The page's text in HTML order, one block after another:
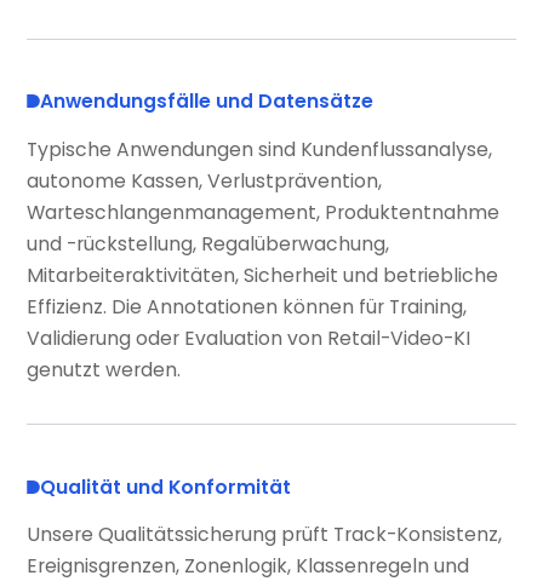
Anwendungsfälle und Datensätze
Typische Anwendungen sind Kundenflussanalyse,
autonome Kassen, Verlustprävention,
Warteschlangenmanagement, Produktentnahme
und -rückstellung, Regalüberwachung,
Mitarbeiteraktivitäten, Sicherheit und betriebliche
Effizienz. Die Annotationen können für Training,
Validierung oder Evaluation von Retail-Video-KI
genutzt werden.
Qualität und Konformität
Unsere Qualitätssicherung prüft Track-Konsistenz,
Ereignisgrenzen, Zonenlogik, Klassenregeln und